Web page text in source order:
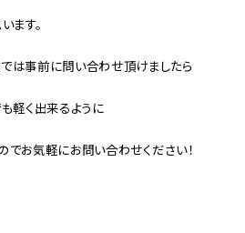
ます。
は事前に問い合わせ頂けましたら
軽く出来るように
お気軽にお問い合わせください！